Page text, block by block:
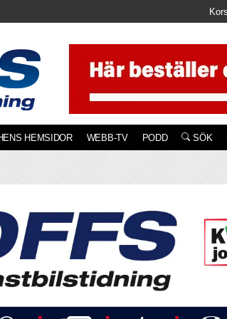
HEMSIDOR WEBB-TV PODD SÖK